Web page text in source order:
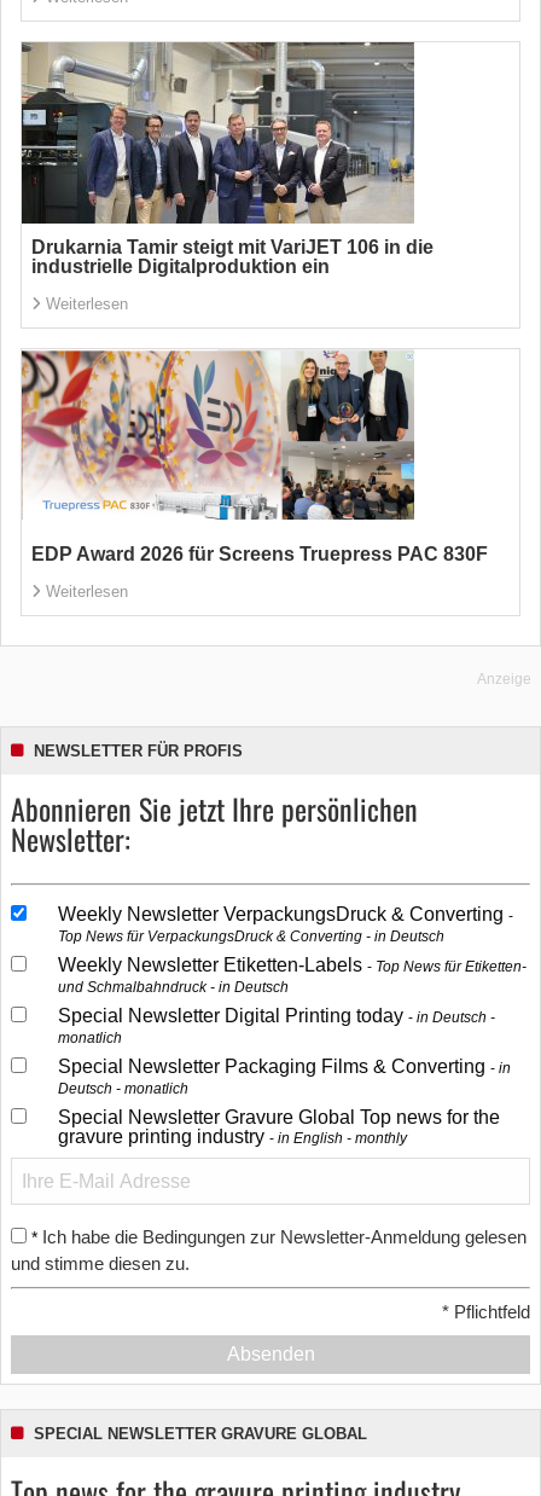
Drukarnia Tamir steigt mit VariJET 106 in die
industrielle Digitalproduktion ein
Weiterlesen
EDP Award 2026 für Screens Truepress PAC 830F
Weiterlesen
Anzeige
NEWSLETTER FÜR PROFIS
Abonnieren Sie jetzt Ihre persönlichen
Newsletter:
Weekly Newsletter VerpackungsDruck & Converting
Top News für VerpackungsDruck & Converting - in Deutsch
Weekly Newsletter Etiketten-Labels
Top News für Etiketten-
und Schmalbahndruck - in Deutsch
Special Newsletter Digital Printing today
in Deutsch -
monatlich
Special Newsletter Packaging Films & Converting
in
Deutsch - monatlich
Special Newsletter Gravure Global Top news for the
gravure printing industry
in English - monthly
* Ich habe die Bedingungen zur Newsletter-Anmeldung gelesen
und stimme diesen zu.
* Pflichtfeld
Absenden
SPECIAL NEWSLETTER GRAVURE GLOBAL